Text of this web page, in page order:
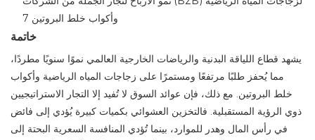
خاتمة
يشهد قطاع اللياقة البدنية والرياضات الخارجية العالمي نموًا سنويًا مطردًا،
مما يُحفز طلبًا مرتفعًا ومستمرًا على زجاجات المياه الرياضية وأكواب
خلط البروتين. مع ذلك، فإن عوائد السوق لا تُفيد إلا التجار الاستراتيجيين
ذوي الرؤية المستقبلية. فالتخزين العشوائي بكميات كبيرة يُؤدي إلى فائض
في رأس المال وهدر للموارد، بينما تُؤدي المنافسة السعرية البحتة إلى